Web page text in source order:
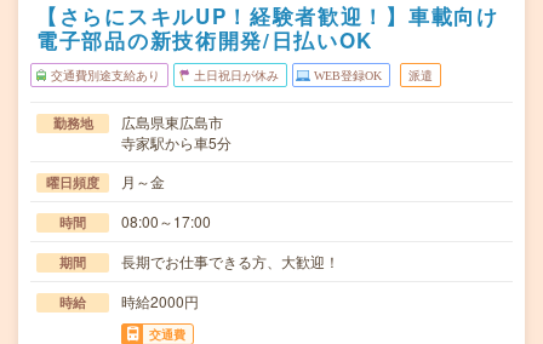
【さらにスキルUP！経験者歓迎！】車載向け
電子部品の新技術開発/日払いOK
交通費別途支給あり 土日祝日が休み WEB登録OK 派遣
勤務地
広島県東広島市
寺家駅から車5分
曜日頻度 月～金
時間 08:00～17:00
期間 長期でお仕事できる方、大歓迎！
時給 時給2000円
交通費